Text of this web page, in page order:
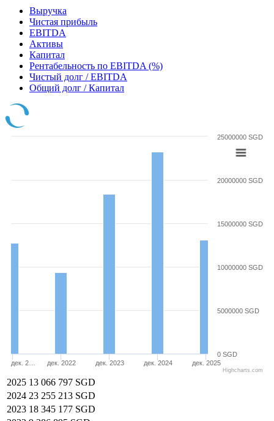
Выручка
Чистая прибыль
EBITDA
Активы
Капитал
Рентабельность по EBITDA (%)
Чистый долг / EBITDA
Общий долг / Капитал
дек. 2… дек. 2022 дек. 2023 дек. 2024 дек. 2025
0 SGD
5000000 SGD
10000000 SGD
15000000 SGD
20000000 SGD
25000000 SGD
Highcharts.com
2025 13 066 797 SGD
2024 23 255 213 SGD
2023 18 345 177 SGD